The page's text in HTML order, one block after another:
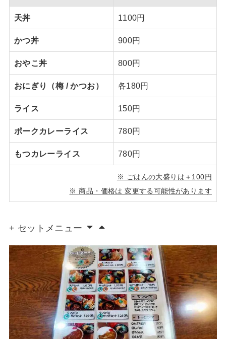
天丼 1100円
かつ丼 900円
おやこ丼 800円
おにぎり（梅 / かつお） 各180円
ライス 150円
ポークカレーライス 780円
もつカレーライス 780円
※ ごはんの大盛りは＋100円
※ 商品・価格は 変更する可能性があります
+ セットメニュー